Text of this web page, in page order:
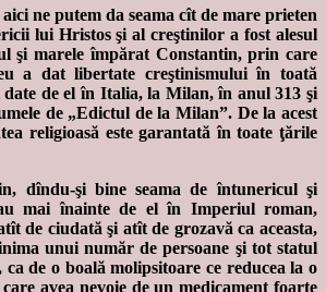
ne putem da seama cît de mare prieten
lui Hristos şi al creştinilor a fost alesul
şi marele împărat Constantin, prin care
a dat libertate creştinismului în toată
date de el în Italia, la Milan, în anul 313 şi
de „Edictul de la Milan”. De la acest
religioasă este garantată în toate ţările
dîndu-şi bine seama de întunericul şi
mai înainte de el în Imperiul roman,
de ciudată şi atît de grozavă ca aceasta,
unui număr de persoane şi tot statul
de o boală molipsitoare ce reducea la o
avea nevoie de un medicament foarte